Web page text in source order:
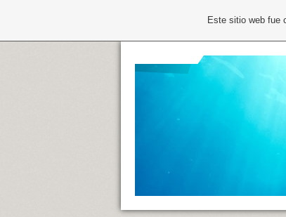
Este sitio web fue